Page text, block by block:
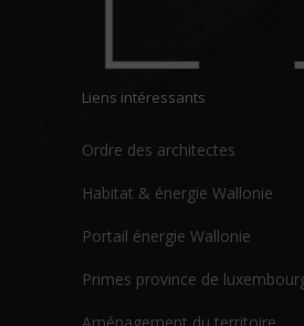
Liens intéressants
Ordre des architectes
Habitat & énergie Wallonie
Portail énergie Wallonie
Primes province de
Aménagement du territoire